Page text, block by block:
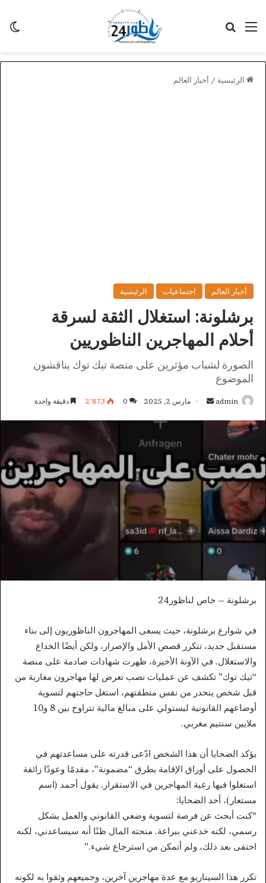
القائمة
الرئيسية / أخبار العالم
أخبار العالم اجتماعيات الرئيسية
برشلونة: استغلال الثقة لسرقة
أحلام المهاجرين الناظوريين
الصورة لشباب مؤثرين على منصة تيك توك يناقشون
الموضوع
admin
أرسل مارس 2, 2025 0 2٬873 دقيقة واحدة
برشلونة – خاص لناظور24
في شوارع برشلونة، حيث يسعى المهاجرون الناظوريون إلى بناء
مستقبل جديد، تتكرر قصص الأمل والإصرار، ولكن أيضًا الخداع
والاستغلال. في الآونة الأخيرة، ظهرت شهادات صادمة على منصة
“تيك توك” تكشف عن عمليات نصب تعرض لها مهاجرون مغاربة من
قبل شخص ينحدر من نفس منطقتهم، استغل حاجتهم لتسوية
أوضاعهم القانونية ليستولي على مبالغ مالية تتراوح بين 8 و10
ملايين سنتيم مغربي.
يؤكد الضحايا أن هذا الشخص ادّعى قدرته على مساعدتهم في
الحصول على أوراق الإقامة بطرق “مضمونة”، مقدمًا وعودًا زائفة
استغلوا فيها رغبة المهاجرين في الاستقرار. يقول أحمد (اسم
مستعار)، أحد الضحايا:
“كنت أبحث عن فرصة لتسوية وضعي القانوني والعمل بشكل
رسمي، لكنه خدعني ببراعة. منحته المال ظنًا أنه سيساعدني، لكنه
اختفى بعد ذلك، ولم أتمكن من استرجاع شيء.”
تكرر هذا السيناريو مع عدة مهاجرين آخرين، وجميعهم وثقوا به لكونه